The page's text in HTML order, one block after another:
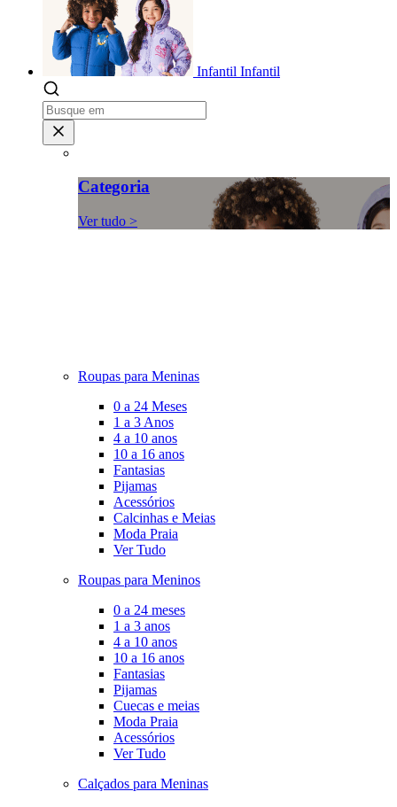
Infantil Infantil
Categoria
Ver tudo >
Roupas para Meninas
0 a 24 Meses
1 a 3 Anos
4 a 10 anos
10 a 16 anos
Fantasias
Pijamas
Acessórios
Calcinhas e Meias
Moda Praia
Ver Tudo
Roupas para Meninos
0 a 24 meses
1 a 3 anos
4 a 10 anos
10 a 16 anos
Fantasias
Pijamas
Cuecas e meias
Moda Praia
Acessórios
Ver Tudo
Calçados para Meninas